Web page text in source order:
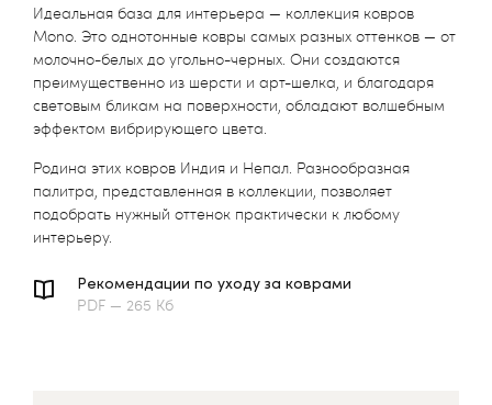
Идеальная база для интерьера — коллекция ковров
Mono. Это однотонные ковры самых разных оттенков — от
молочно-белых до угольно-черных. Они создаются
преимущественно из шерсти и арт-шелка, и благодаря
световым бликам на поверхности, обладают волшебным
эффектом вибрирующего цвета.
Родина этих ковров Индия и Непал. Разнообразная
палитра, представленная в коллекции, позволяет
подобрать нужный оттенок практически к любому
интерьеру.
Рекомендации по уходу за коврами
PDF — 265 Кб